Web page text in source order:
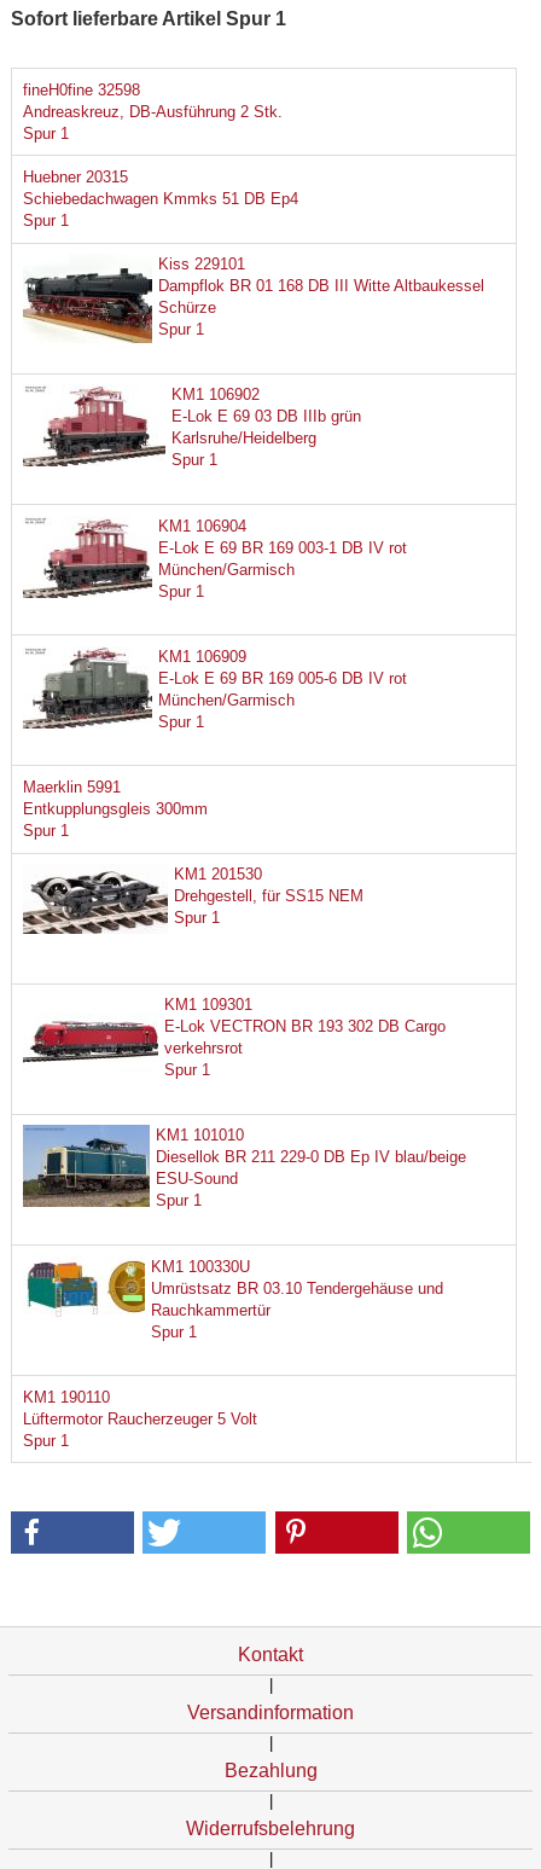
Sofort lieferbare Artikel Spur 1
fineH0fine 32598
Andreaskreuz, DB-Ausführung 2 Stk.
Spur 1
Huebner 20315
Schiebedachwagen Kmmks 51 DB Ep4
Spur 1
Kiss 229101
Dampflok BR 01 168 DB III Witte Altbaukessel
Schürze
Spur 1
KM1 106902
E-Lok E 69 03 DB IIIb grün
Karlsruhe/Heidelberg
Spur 1
KM1 106904
E-Lok E 69 BR 169 003-1 DB IV rot
München/Garmisch
Spur 1
KM1 106909
E-Lok E 69 BR 169 005-6 DB IV rot
München/Garmisch
Spur 1
Maerklin 5991
Entkupplungsgleis 300mm
Spur 1
KM1 201530
Drehgestell, für SS15 NEM
Spur 1
KM1 109301
E-Lok VECTRON BR 193 302 DB Cargo
verkehrsrot
Spur 1
KM1 101010
Diesellok BR 211 229-0 DB Ep IV blau/beige
ESU-Sound
Spur 1
KM1 100330U
Umrüstsatz BR 03.10 Tendergehäuse und
Rauchkammertür
Spur 1
KM1 190110
Lüftermotor Raucherzeuger 5 Volt
Spur 1
Kontakt
Versandinformation
Bezahlung
Widerrufsbelehrung